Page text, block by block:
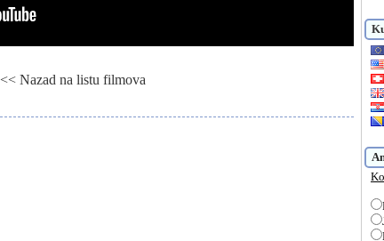
<< Nazad na listu filmova